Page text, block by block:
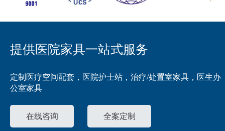
提供医院家具一站式服务
定制医疗空间配套，医院护士站，治疗/处置室家具，医生办
公室家具
在线咨询 全案定制